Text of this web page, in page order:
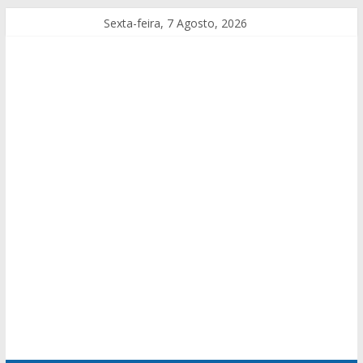
Sexta-feira, 7 Agosto, 2026